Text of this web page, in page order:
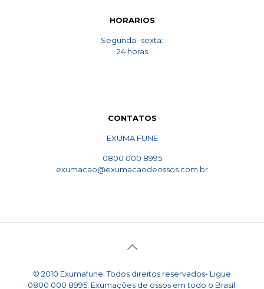
HORARIOS
Segunda- sexta:
24 horas
CONTATOS
EXUMA FUNE
0800 000 8995
exumacao@exumacaodeossos.com.br
© 2010 Exumafune. Todos direitos reservados- Ligue
0800 000 8995. Exumações de ossos em todo o Brasil.